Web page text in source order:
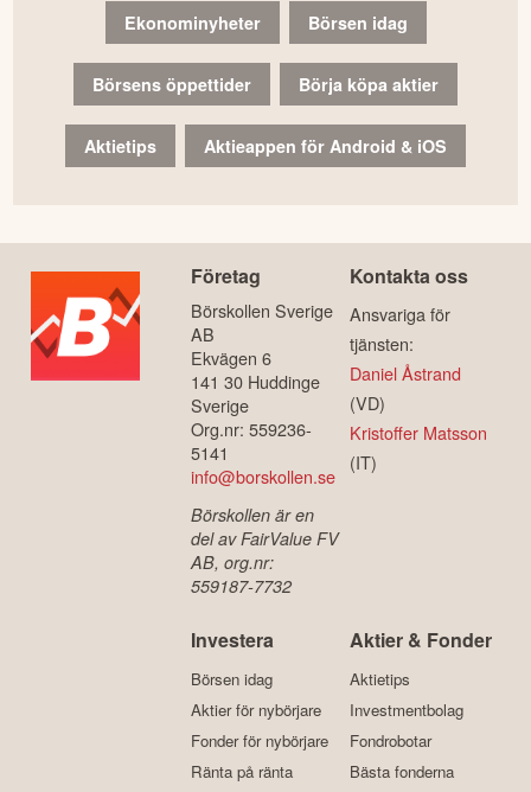
Ekonominyheter Börsen idag
Börsens öppettider Börja köpa aktier
Aktietips Aktieappen för Android & iOS
Företag
Börskollen Sverige
AB
Ekvägen 6
141 30 Huddinge
Sverige
Org.nr: 559236-
5141
info@borskollen.se
Börskollen är en
del av FairValue FV
AB, org.nr:
559187-7732
Kontakta oss
Ansvariga för
tjänsten:
Daniel Åstrand
(VD)
Kristoffer Matsson
(IT)
Investera
Börsen idag
Aktier för nybörjare
Fonder för nybörjare
Ränta på ränta
Aktier & Fonder
Aktietips
Investmentbolag
Fondrobotar
Bästa fonderna